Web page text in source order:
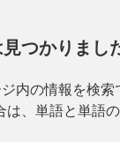
つかりまし
内の情報を検
は、単語と単語